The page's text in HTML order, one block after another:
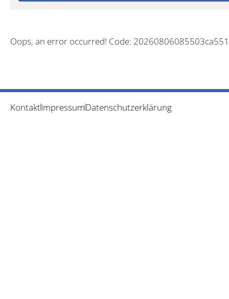
Oops, an error occurred! Code:
KontaktImpressumDatenschutzerklärung